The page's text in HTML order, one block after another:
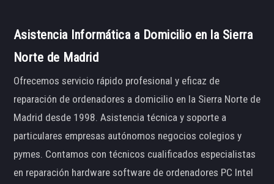
Asistencia Informática a Domicilio en la Sierra
Norte de Madrid
Ofrecemos servicio rápido profesional y eficaz de
reparación de ordenadores a domicilio en la Sierra Norte de
Madrid desde 1998. Asistencia técnica y soporte a
particulares empresas autónomos negocios colegios y
pymes. Contamos con técnicos cualificados especialistas
en reparación hardware software de ordenadores PC Intel